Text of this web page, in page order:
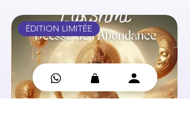
ÉDITION LIMITÉE